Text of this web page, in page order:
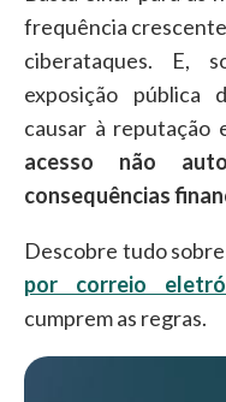
frequência
ciberataques. E,
exposição pública
causar à reputação
acesso não
consequências
Descobre tudo
por correio
cumprem as regras.